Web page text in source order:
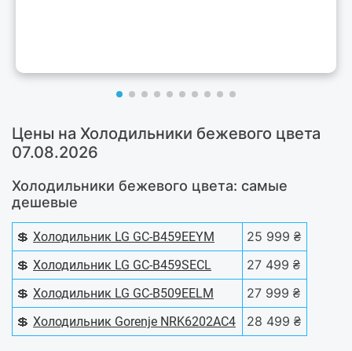
Цены на Холодильники бежевого цвета
07.08.2026
Холодильники бежевого цвета: самые
дешевые
💲 Холодильник LG GC-B459EEYM
25 999 ₴
💲 Холодильник LG GC-B459SECL
27 499 ₴
💲 Холодильник LG GC-B509EELM
27 999 ₴
💲 Холодильник Gorenje NRK6202AC4 28 499 ₴